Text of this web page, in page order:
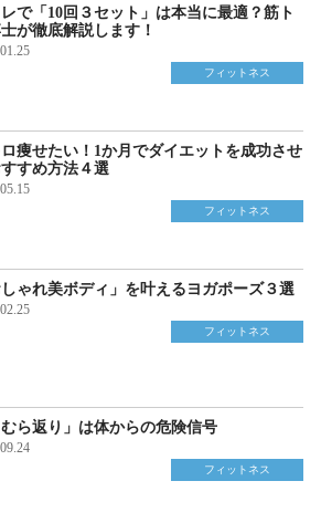
で「10回３セット」は本当に最適？筋ト
が徹底解説します！
フィットネス
ロ痩せたい！1か月でダイエットを成功させ
すめ方法４選
フィットネス
しゃれ美ボディ」を叶えるヨガポーズ３選
フィットネス
むら返り」は体からの危険信号
フィットネス